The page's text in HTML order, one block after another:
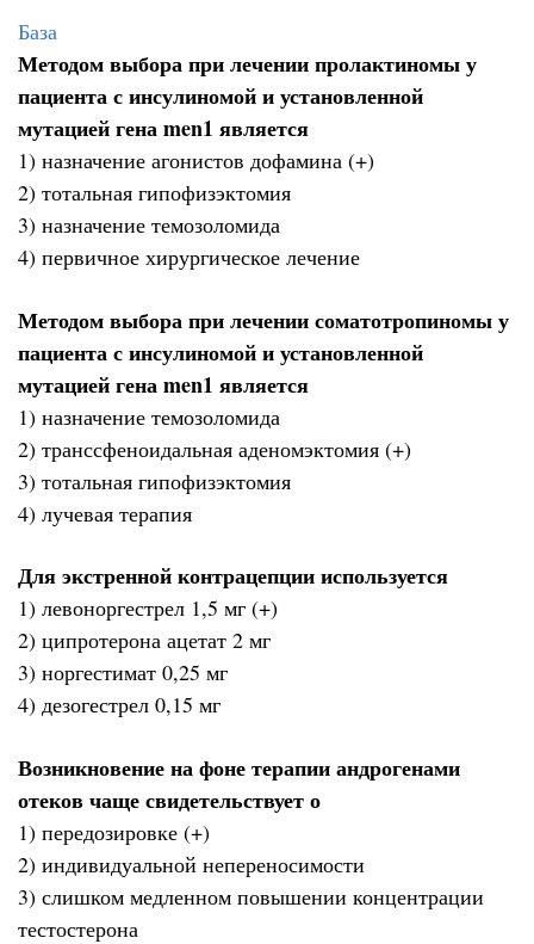
База
Методом выбора при лечении пролактиномы у
пациента с инсулиномой и установленной
мутацией гена men1 является
1) назначение агонистов дофамина (+)
2) тотальная гипофизэктомия
3) назначение темозоломида
4) первичное хирургическое лечение
Методом выбора при лечении соматотропиномы у
пациента с инсулиномой и установленной
мутацией гена men1 является
1) назначение темозоломида
2) транссфеноидальная аденомэктомия (+)
3) тотальная гипофизэктомия
4) лучевая терапия
Для экстренной контрацепции используется
1) левоноргестрел 1,5 мг (+)
2) ципротерона ацетат 2 мг
3) норгестимат 0,25 мг
4) дезогестрел 0,15 мг
Возникновение на фоне терапии андрогенами
отеков чаще свидетельствует о
1) передозировке (+)
2) индивидуальной непереносимости
3) слишком медленном повышении концентрации
тестостерона